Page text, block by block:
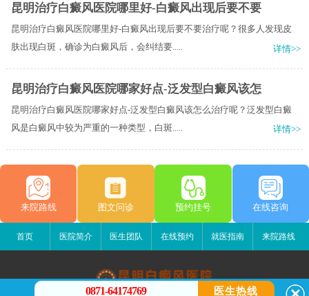
昆明治疗白癜风医院哪里好-白癜风出现后要不要
昆明治疗白癜风医院哪里好-白癜风出现后要不要治疗呢？很多人发现皮
肤出现白斑，确诊为白癜风后，会纠结要.....
详情>>
昆明治疗白癜风医院哪家好点-泛发型白癜风该怎
昆明治疗白癜风医院哪家好点-泛发型白癜风该怎么治疗呢？泛发型白癜
风是白癜风中较为严重的一种类型，白斑.....
详情>>
来院路线 图文问诊 预约挂号 在线咨询
首页 医院简介 医生团队 在线预约 就医指南 来院路线
0871-64174769 医生热线